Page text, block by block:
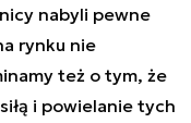
nabyli pewne
rynku nie
też o tym, że
i powielanie tych